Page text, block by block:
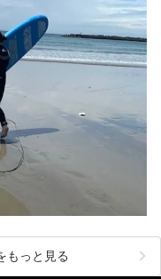
もっと見る